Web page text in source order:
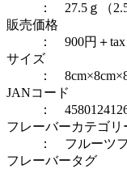
： 27.5ｇ（
販売価格
： 900円＋tax
サイズ
：
JANコード
：
フレーバーカテゴリ
： フルーツ
フレーバータグ